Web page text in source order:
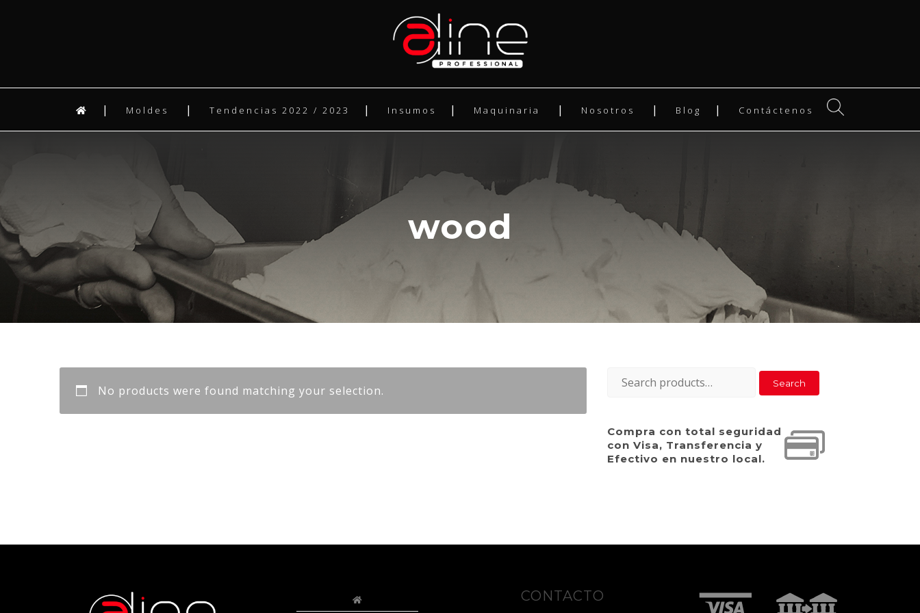
Moldes Tendencias 2022 / 2023 Insumos Maquinaria Nosotros Blog Contáctenos
wood
woodNo products were found matching your selection.
Search
Search
Compra con total seguridad
con Visa, Transferencia y
Efectivo en nuestro local.
CONTACTO